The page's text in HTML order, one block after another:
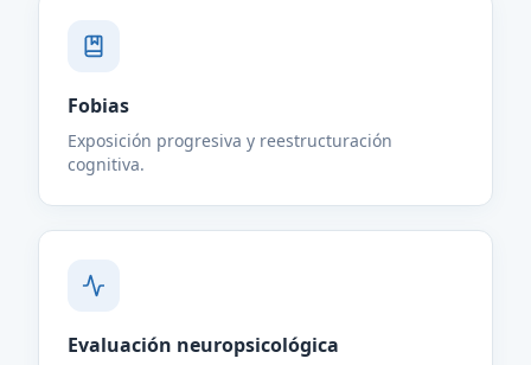
Fobias
Exposición progresiva y reestructuración
cognitiva.
Evaluación neuropsicológica